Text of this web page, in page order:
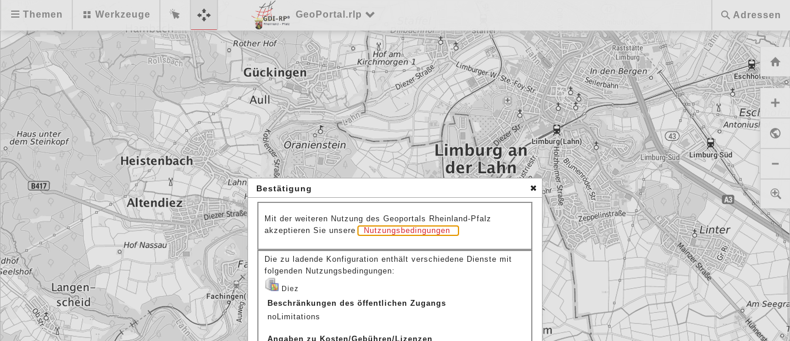
Themen Werkzeuge GeoPortal.rlp Adressen
Bestätigung
Mit der weiteren Nutzung des Geoportals Rheinland-Pfalz
akzeptieren Sie unsere
Nutzungsbedingungen
Die zu ladende Konfiguration enthält verschiedene Dienste mit
folgenden Nutzungsbedingungen:
Diez
Beschränkungen des öffentlichen Zugangs
noLimitations
Angaben zu Kosten/Gebühren/Lizenzen